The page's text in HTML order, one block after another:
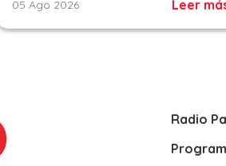
05 Ago 2026 Leer
Radio